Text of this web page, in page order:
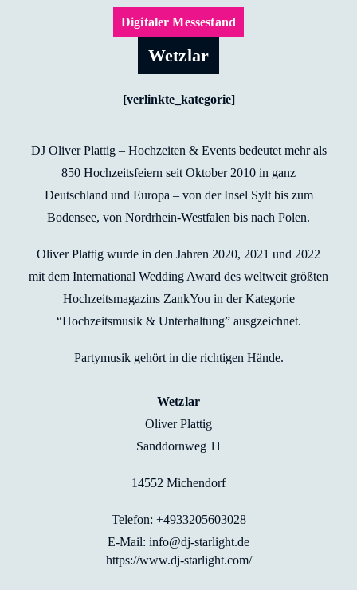
Digitaler Messestand
Wetzlar
[verlinkte_kategorie]
DJ Oliver Plattig – Hochzeiten & Events bedeutet mehr als
850 Hochzeitsfeiern seit Oktober 2010 in ganz
Deutschland und Europa – von der Insel Sylt bis zum
Bodensee, von Nordrhein-Westfalen bis nach Polen.
Oliver Plattig wurde in den Jahren 2020, 2021 und 2022
mit dem International Wedding Award des weltweit größten
Hochzeitsmagazins ZankYou in der Kategorie
“Hochzeitsmusik & Unterhaltung” ausgzeichnet.
Partymusik gehört in die richtigen Hände.
Wetzlar
Oliver Plattig
Sanddornweg 11
14552 Michendorf
Telefon: +4933205603028
E-Mail: info@dj-starlight.de
https://www.dj-starlight.com/